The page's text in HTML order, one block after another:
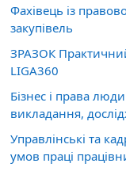
Фахівець із
закупівель
ЗРАЗОК
LIGA360
Бізнес і права
викладання,
Управлінські та
умов праці